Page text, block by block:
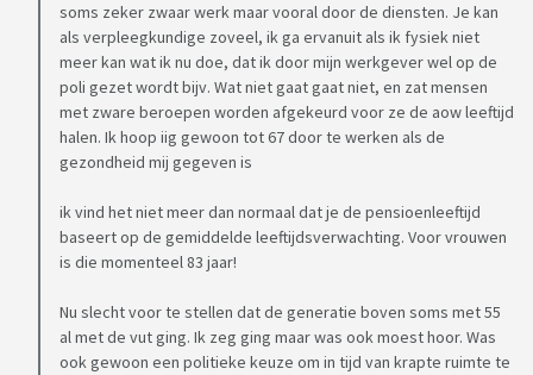
soms zeker zwaar werk maar vooral door de diensten. Je kan
als verpleegkundige zoveel, ik ga ervanuit als ik fysiek niet
meer kan wat ik nu doe, dat ik door mijn werkgever wel op de
poli gezet wordt bijv. Wat niet gaat gaat niet, en zat mensen
met zware beroepen worden afgekeurd voor ze de aow leeftijd
halen. Ik hoop iig gewoon tot 67 door te werken als de
gezondheid mij gegeven is
ik vind het niet meer dan normaal dat je de pensioenleeftijd
baseert op de gemiddelde leeftijdsverwachting. Voor vrouwen
is die momenteel 83 jaar!
Nu slecht voor te stellen dat de generatie boven soms met 55
al met de vut ging. Ik zeg ging maar was ook moest hoor. Was
ook gewoon een politieke keuze om in tijd van krapte ruimte te